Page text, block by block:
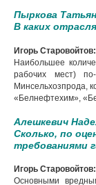
Пыркова
В каких
Игорь Старовойтов:
Наибольшее
рабочих мест)
Минсельхозпрода,
«Белнефтехим»,
Алешкевич
Сколько, по
требованиями
Игорь Старовойтов:
Основными